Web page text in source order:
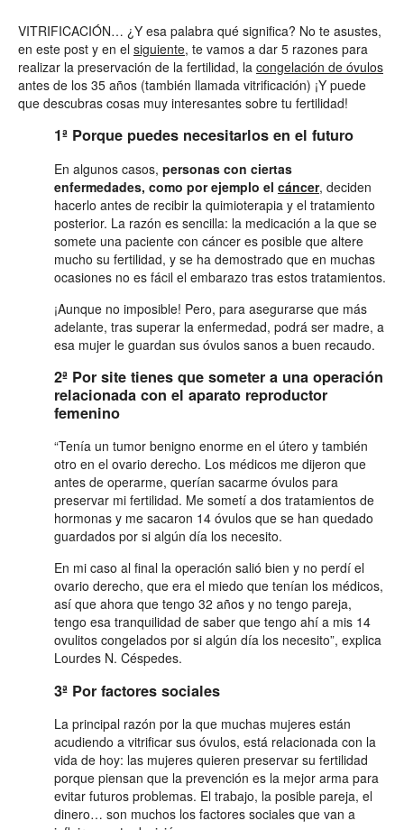
VITRIFICACIÓN… ¿Y esa palabra qué significa? No te asustes,
en este post y en el siguiente, te vamos a dar 5 razones para
realizar la preservación de la fertilidad, la congelación de óvulos
antes de los 35 años (también llamada vitrificación) ¡Y puede
que descubras cosas muy interesantes sobre tu fertilidad!
1ª Porque puedes necesitarlos en el futuro
En algunos casos, personas con ciertas
enfermedades, como por ejemplo el cáncer, deciden
hacerlo antes de recibir la quimioterapia y el tratamiento
posterior. La razón es sencilla: la medicación a la que se
somete una paciente con cáncer es posible que altere
mucho su fertilidad, y se ha demostrado que en muchas
ocasiones no es fácil el embarazo tras estos tratamientos.
¡Aunque no imposible! Pero, para asegurarse que más
adelante, tras superar la enfermedad, podrá ser madre, a
esa mujer le guardan sus óvulos sanos a buen recaudo.
2ª Por site tienes que someter a una operación
relacionada con el aparato reproductor
femenino
“Tenía un tumor benigno enorme en el útero y también
otro en el ovario derecho. Los médicos me dijeron que
antes de operarme, querían sacarme óvulos para
preservar mi fertilidad. Me sometí a dos tratamientos de
hormonas y me sacaron 14 óvulos que se han quedado
guardados por si algún día los necesito.
En mi caso al final la operación salió bien y no perdí el
ovario derecho, que era el miedo que tenían los médicos,
así que ahora que tengo 32 años y no tengo pareja,
tengo esa tranquilidad de saber que tengo ahí a mis 14
ovulitos congelados por si algún día los necesito”, explica
Lourdes N. Céspedes.
3ª Por factores sociales
La principal razón por la que muchas mujeres están
acudiendo a vitrificar sus óvulos, está relacionada con la
vida de hoy: las mujeres quieren preservar su fertilidad
porque piensan que la prevención es la mejor arma para
evitar futuros problemas. El trabajo, la posible pareja, el
dinero… son muchos los factores sociales que van a